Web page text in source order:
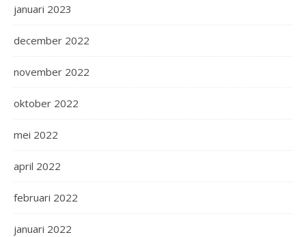
januari 2023
december 2022
november 2022
oktober 2022
mei 2022
april 2022
februari 2022
januari 2022